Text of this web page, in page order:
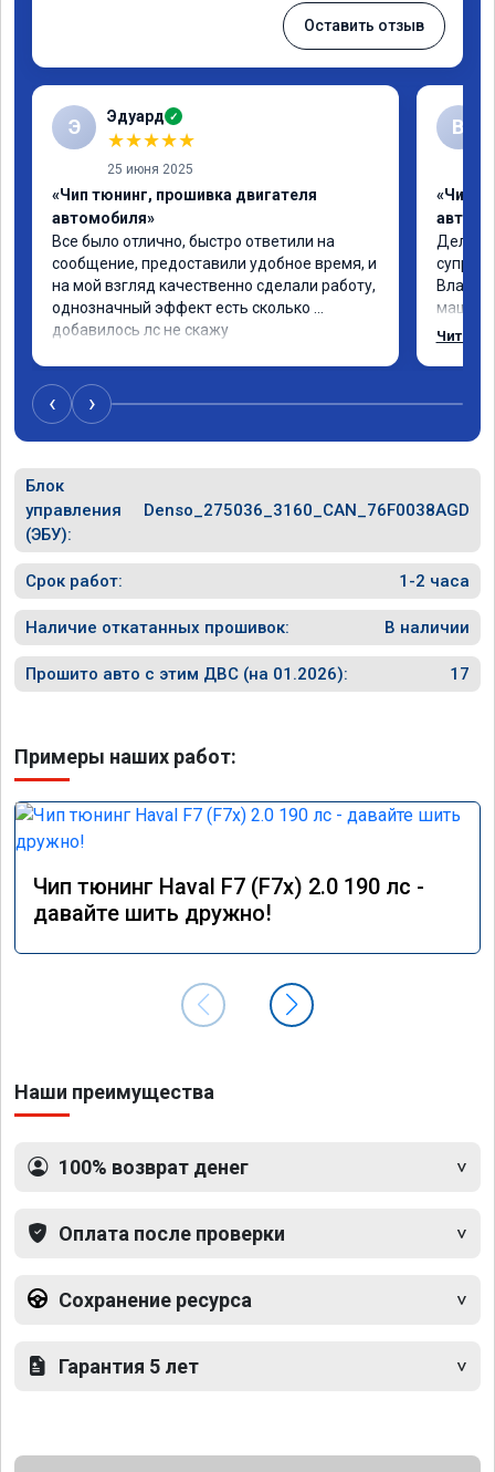
Оставить отзыв
Э Эдуард ✓
★★★★★
25 июня 2025
«Чип тюнинг, прошивка двигателя
автомобиля»
Все было отлично, быстро ответили на
сообщение, предоставили удобное время, и
на мой взгляд качественно сделали работу,
однозначный эффект есть сколько
добавилось лс не скажу
В
«Чип
Делал
машина
Читать
‹ ›
Блок
управления
(ЭБУ):
Denso_275036_3160_CAN_76F0038AGD
Срок работ: 1-2 часа
Наличие откатанных прошивок: В наличии
Прошито авто с этим ДВС (на 01.2026): 17
Примеры наших работ:
Чип тюнинг Haval F7 (F7x) 2.0 190 лс -
давайте шить дружно!
Наши преимущества
100% возврат денег
Оплата после проверки
Сохранение ресурса
Гарантия 5 лет